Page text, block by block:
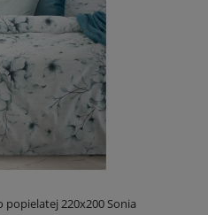
popielatej 220x200 Sonia